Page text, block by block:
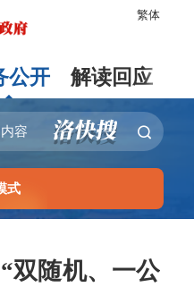
繁体
公开 解读回应
式
双随机、一公